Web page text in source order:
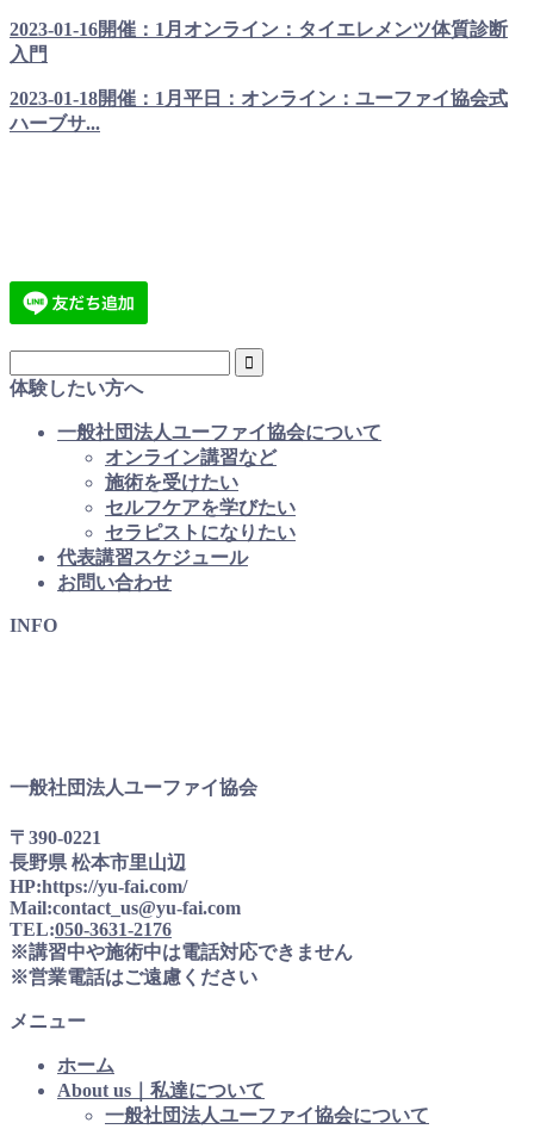
2023-01-16開催：1月オンライン：タイエレメンツ体質診断
入門
2023-01-18開催：1月平日：オンライン：ユーファイ協会式
ハーブサ...
体験したい方へ
一般社団法人ユーファイ協会について
オンライン講習など
施術を受けたい
セルフケアを学びたい
セラピストになりたい
代表講習スケジュール
お問い合わせ
INFO
一般社団法人ユーファイ協会
〒390-0221
長野県 松本市里山辺
HP:https://yu-fai.com/
Mail:contact_us@yu-fai.com
TEL:050-3631-2176
※講習中や施術中は電話対応できません
※営業電話はご遠慮ください
メニュー
ホーム
About us｜私達について
一般社団法人ユーファイ協会について